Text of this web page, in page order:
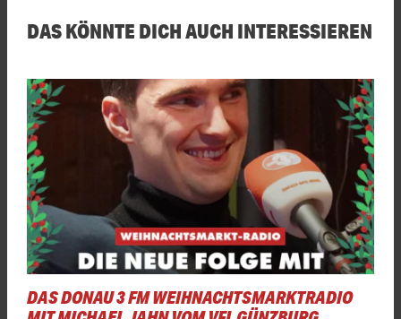
DAS KÖNNTE DICH AUCH INTERESSIEREN
DAS DONAU 3 FM WEIHNACHTSMARKTRADIO